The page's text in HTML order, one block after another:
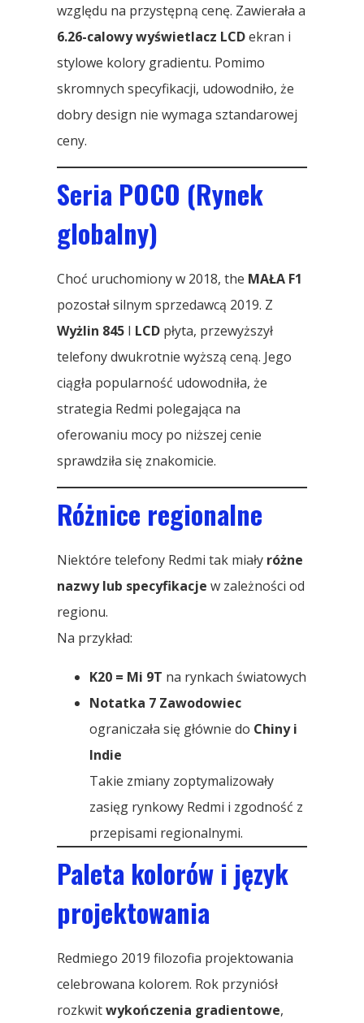
względu na przystępną cenę. Zawierała a
6.26-calowy wyświetlacz LCDekran i
stylowe kolory gradientu. Pomimo
skromnych specyfikacji, udowodniło, że
dobry design nie wymaga sztandarowej
ceny.
Seria POCO (Rynek
globalny)
Choć uruchomiony w 2018, the MAŁA F1
pozostał silnym sprzedawcą 2019. Z
Wyżlin 845 I LCD płyta, przewyższył
telefony dwukrotnie wyższą ceną. Jego
ciągła popularność udowodniła, że ​​
strategia Redmi polegająca na
oferowaniu mocy po niższej cenie
sprawdziła się znakomicie.
Różnice regionalne
Niektóre telefony Redmi tak miały różne
nazwy lub specyfikacje w zależności od
regionu.
Na przykład:
K20 = Mi 9T na rynkach światowych
Notatka 7 Zawodowiec
ograniczała się głównie do Chiny i
Indie
Takie zmiany zoptymalizowały
zasięg rynkowy Redmi i zgodność z
przepisami regionalnymi.
Paleta kolorów i język
projektowania
Redmiego 2019 filozofia projektowania
celebrowana kolorem. Rok przyniósł
rozkwitwykończenia gradientowe,